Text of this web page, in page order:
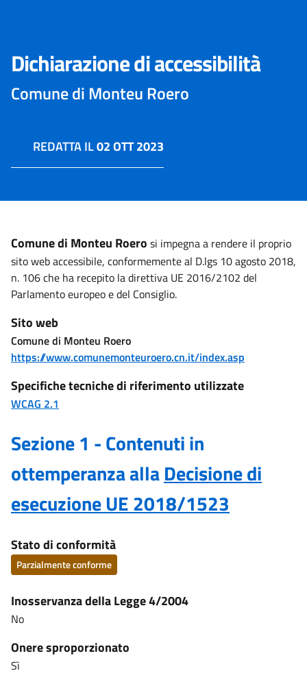
Dichiarazione di accessibilità
Comune di Monteu Roero
REDATTA IL02 OTT 2023
Comune di Monteu Roero si impegna a rendere il proprio
sito web accessibile, conformemente al D.lgs 10 agosto 2018,
n. 106 che ha recepito la direttiva UE 2016/2102 del
Parlamento europeo e del Consiglio.
Sito web
Comune di Monteu Roero
https://www.comunemonteuroero.cn.it/index.asp
Specifiche tecniche di riferimento utilizzate
WCAG 2.1
Sezione 1 - Contenuti in
ottemperanza allaDecisione di
esecuzione UE 2018/1523
Stato di conformità
Parzialmente conforme
Inosservanza della Legge 4/2004
No
Onere sproporzionato
Sì